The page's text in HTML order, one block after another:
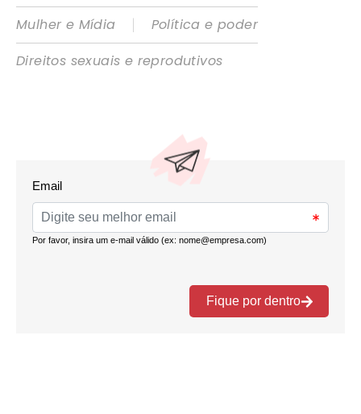
Mulher e Mídia
|
Política e poder
Direitos sexuais e reprodutivos